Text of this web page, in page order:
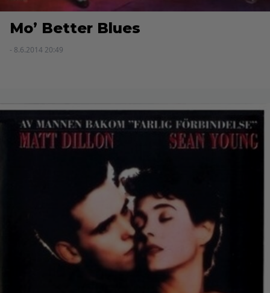
Mo’ Better Blues
- 8.6.2014 20:49